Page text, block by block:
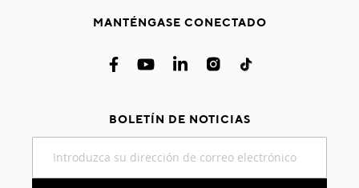
MANTÉNGASE CONECTADO
BOLETÍN DE NOTICIAS
nuestro